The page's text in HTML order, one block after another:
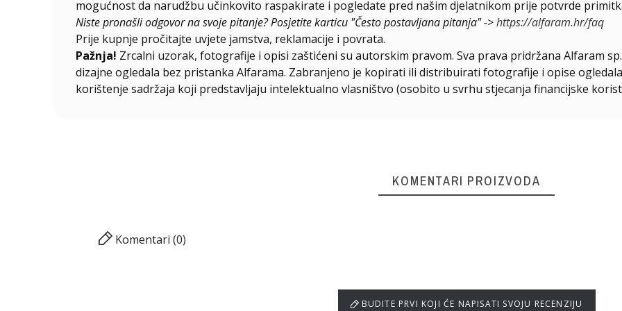
mogućnost da narudžbu učinkovito raspakirate i pogledate pred našim djelatnikom prije potvrde
Niste pronašli odgovor na svoje pitanje? Posjetite karticu "Često postavljana pitanja" ->https://alfaram.hr/faq
Prije kupnje pročitajte uvjete jamstva, reklamacije i povrata.
Pažnja! Zrcalni uzorak, fotografije i opisi zaštićeni su autorskim pravom. Sva prava pridržana Alfaram
dizajne ogledala bez pristanka Alfarama. Zabranjeno je kopirati ili distribuirati fotografije i opise
korištenje sadržaja koji predstavljaju intelektualno vlasništvo (osobito u svrhu stjecanja financijske
KOMENTARI PROIZVODA
Komentari (0)
BUDITE PRVI KOJI ĆE NAPISATI SVOJU RECENZIJU